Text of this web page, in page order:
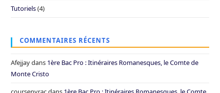
Tutoriels(4)
COMMENTAIRES RÉCENTS
Afejjaydans 1ère Bac Pro : Itinéraires Romanesques, le Comte de
Monte Cristo